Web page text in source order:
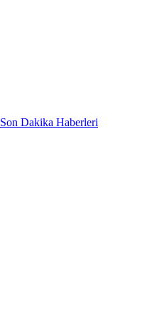
Son Dakika Haberleri